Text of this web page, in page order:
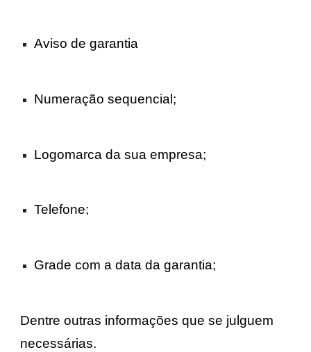
Aviso de garantia
Numeração sequencial;
Logomarca da sua empresa;
Telefone;
Grade com a data da garantia;
Dentre outras informações que se julguem
necessárias.​